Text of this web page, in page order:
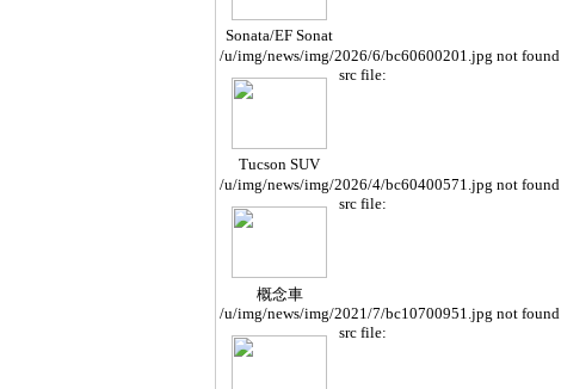
Sonata/EF Sonat
a
/u/img/news/img/2026/6/bc60600201.jpg not found
Tucson SUV
src file:
/u/img/news/img/2026/4/bc60400571.jpg not found
概念車
src file:
/u/img/news/img/2021/7/bc10700951.jpg not found
src file: